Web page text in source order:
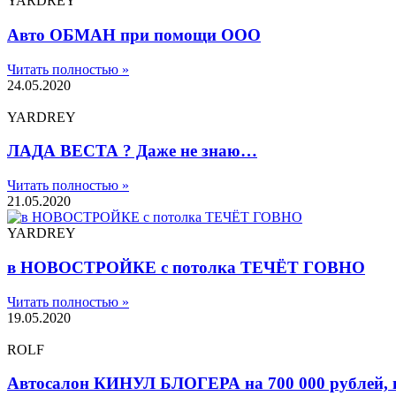
Авто ОБМАН при помощи ООО
Читать полностью »
24.05.2020
YARDREY
ЛАДА ВЕСТА ? Даже не знаю…
Читать полностью »
21.05.2020
YARDREY
в НОВОСТРОЙКЕ с потолка ТЕЧЁТ ГОВНО
Читать полностью »
19.05.2020
ROLF
Автосалон КИНУЛ БЛОГЕРА на 700 000